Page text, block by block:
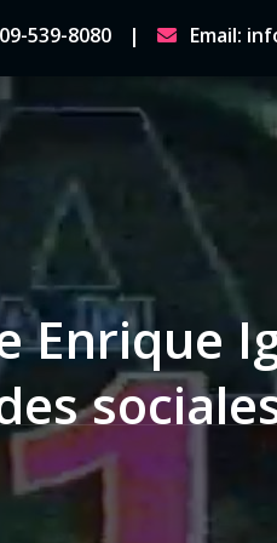
539-8080 Email:
Enrique